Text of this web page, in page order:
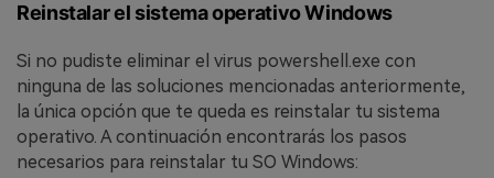
Reinstalar el sistema operativo Windows
Si no pudiste eliminar el virus powershell.exe con
ninguna de las soluciones mencionadas anteriormente,
la única opción que te queda es reinstalar tu sistema
operativo. A continuación encontrarás los pasos
necesarios para reinstalar tu SO Windows: